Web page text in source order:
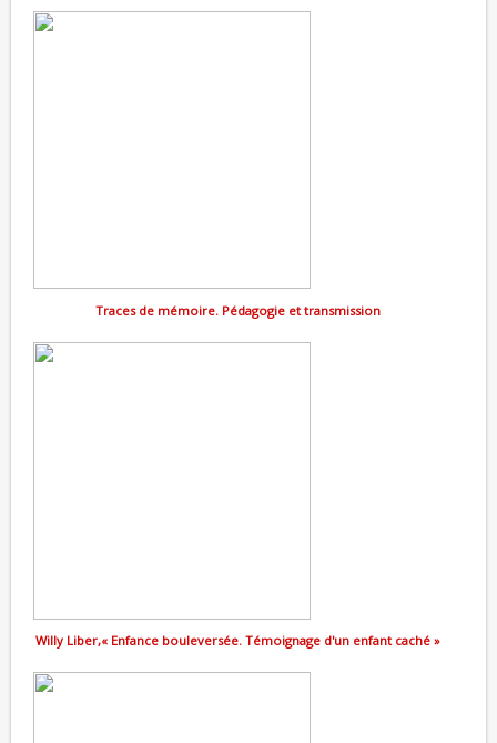
Traces de mémoire. Pédagogie et transmission
Willy Liber,« Enfance bouleversée. Témoignage d'un enfant caché »